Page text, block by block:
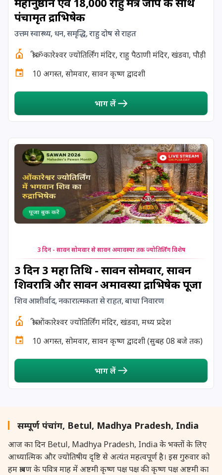
17 August, 2026
17 August, 2026 Simha Sankranti
18 August, 2026
18 August, 2026 Skanda Sashti
19 August, 2026 Tulsidas Jayanti
20 August, 2026 Masik Durgashtami
24 August, 2026 Damodara Dwadashi
24 August, 2026 Shravan Somwar Vrat
24 August, 2026 Shravana Putrada Ekadashi
25 August, 2026 Pradosh Vrat
27 August, 2026 Hayagriva Jayanti
27 August, 2026 Shravana Purnima Vrat
पंचामृत रुद्राभिषेक
उत्तम स्वास्थ्य, धन, समृद्धि, राहु दोष से राहत
श्री ॐकारेश्वर ज्योतिर्लिंग मंदिर, राहु पैठाणी मंदिर, खंडवा, पौड़ी
10 अगस्त, सोमवार, सावन कृष्ण द्वादशी
भाग लें
3 दिन - सावन सोमवार से सावन अमावस्या तक ज्योतिर्लिंग विशेष
3 दिन 3 महा तिथि - सावन सोमवार, सावन
शिवरात्रि और सावन अमावस्या रुद्राभिषेक पूजा
शिव आशीर्वाद, नकारात्मकता से राहत, बाधा निवारण
श्री ओंकारेश्वर ज्योतिर्लिंग मंदिर, खंडवा, मध्य प्रदेश
10 अगस्त, सोमवार, सावन कृष्ण द्वादशी (सुबह 08 बजे तक)
भाग लें
सम्पूर्ण पंचांग, Betul, Madhya Pradesh, India
आज का दिन Betul, Madhya Pradesh, India के भक्तों के लिए
आध्यात्मिक और ज्योतिषीय दृष्टि से अत्यंत महत्वपूर्ण है। इस गुरुवार को
हम श्रावण के पवित्र माह में अष्टमी कृष्ण पक्ष पक्ष की कृष्ण पक्ष अष्टमी का